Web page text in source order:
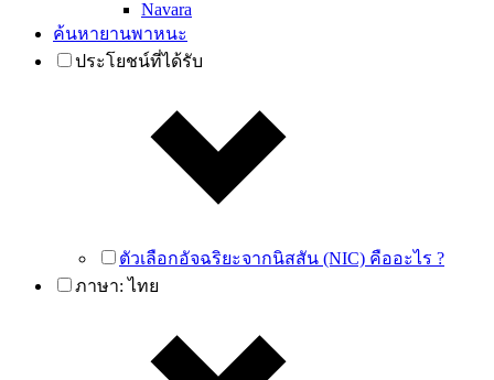
Navara
ค้นหายานพาหนะ
ประโยชน์ที่ได้รับ
ตัวเลือกอัจฉริยะจากนิสสัน (NIC) คืออะไร ?
ภาษา:ไทย